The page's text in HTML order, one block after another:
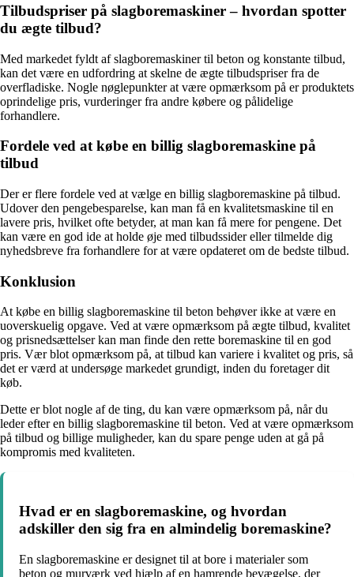
Tilbudspriser på slagboremaskiner – hvordan spotter
du ægte tilbud?
Med markedet fyldt af slagboremaskiner til beton og konstante tilbud,
kan det være en udfordring at skelne de ægte tilbudspriser fra de
overfladiske. Nogle nøglepunkter at være opmærksom på er produktets
oprindelige pris, vurderinger fra andre købere og pålidelige
forhandlere.
Fordele ved at købe en billig slagboremaskine på
tilbud
Der er flere fordele ved at vælge en billig slagboremaskine på tilbud.
Udover den pengebesparelse, kan man få en kvalitetsmaskine til en
lavere pris, hvilket ofte betyder, at man kan få mere for pengene. Det
kan være en god ide at holde øje med tilbudssider eller tilmelde dig
nyhedsbreve fra forhandlere for at være opdateret om de bedste tilbud.
Konklusion
At købe en billig slagboremaskine til beton behøver ikke at være en
uoverskuelig opgave. Ved at være opmærksom på ægte tilbud, kvalitet
og prisnedsættelser kan man finde den rette boremaskine til en god
pris. Vær blot opmærksom på, at tilbud kan variere i kvalitet og pris, så
det er værd at undersøge markedet grundigt, inden du foretager dit
køb.
Dette er blot nogle af de ting, du kan være opmærksom på, når du
leder efter en billig slagboremaskine til beton. Ved at være opmærksom
på tilbud og billige muligheder, kan du spare penge uden at gå på
kompromis med kvaliteten.
Hvad er en slagboremaskine, og hvordan
adskiller den sig fra en almindelig boremaskine?
En slagboremaskine er designet til at bore i materialer som
beton og murværk ved hjælp af en hamrende bevægelse, der